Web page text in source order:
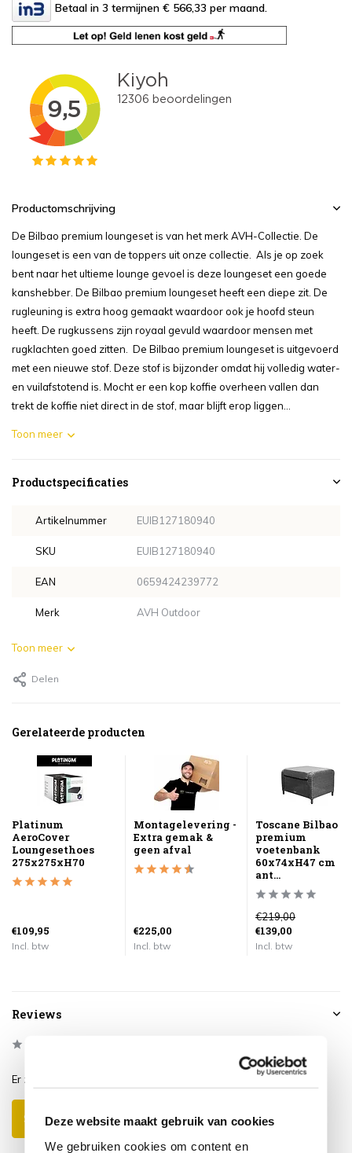
Deze website maakt gebruik van cookies
We gebruiken cookies om content en
Betaal in 3 termijnen € 566,33 per maand.
Productomschrijving
De Bilbao premium loungeset is van het merk AVH-Collectie. De
loungeset is een van de toppers uit onze collectie. Als je op zoek
bent naar het ultieme lounge gevoel is deze loungeset een goede
kanshebber. De Bilbao premium loungeset heeft een diepe zit. De
rugleuning is extra hoog gemaakt waardoor ook je hoofd steun
heeft. De rugkussens zijn royaal gevuld waardoor mensen met
rugklachten goed zitten. De Bilbao premium loungeset is uitgevoerd
met een nieuwe stof. Deze stof is bijzonder omdat hij volledig water-
en vuilafstotend is. Mocht er een kop koffie overheen vallen dan
trekt de koffie niet direct in de stof, maar blijft erop liggen...
Toon meer
Productspecificaties
Artikelnummer EUIB127180940
SKU EUIB127180940
EAN 0659424239772
Merk AVH Outdoor
Toon meer
Delen
Gerelateerde producten
Platinum
AeroCover
Loungesethoes
275x275xH70
€109,95
Incl. btw
Montagelevering -
Extra gemak &
geen afval
€225,00
Incl. btw
Toscane Bilbao
premium
voetenbank
60x74xH47 cm
ant...
€219,00
€139,00
Incl. btw
Reviews
Er zijn nog geen reviews geschreven over dit product..
Schrijf je eigen review